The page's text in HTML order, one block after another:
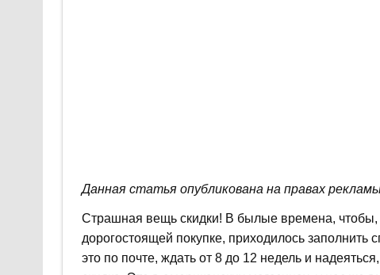
Данная статья опубликована на правах
Страшная вещь скидки! В былые времена, чтобы,
дорогостоящей покупке, приходилось
это по почте, ждать от 8 до 12 недель и